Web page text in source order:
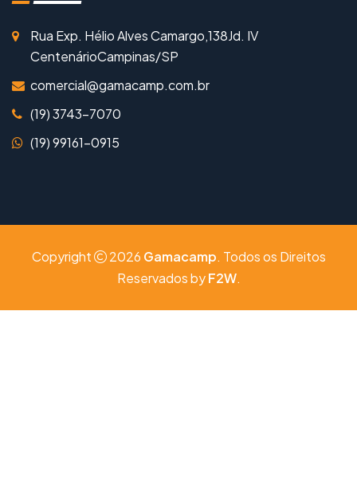
Rua Exp. Hélio Alves Camargo,138Jd. IV
CentenárioCampinas/SP
comercial@gamacamp.com.br
(19) 3743-7070
(19) 99161-0915
Copyright 2026 Gamacamp. Todos os Direitos
Reservados byF2W.